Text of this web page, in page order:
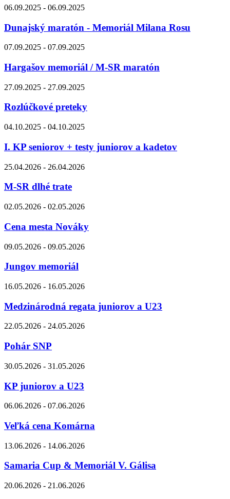
06.09.2025 - 06.09.2025
Dunajský maratón - Memoriál Milana Rosu
07.09.2025 - 07.09.2025
Hargašov memoriál / M-SR maratón
27.09.2025 - 27.09.2025
Rozlúčkové preteky
04.10.2025 - 04.10.2025
I. KP seniorov + testy juniorov a kadetov
25.04.2026 - 26.04.2026
M-SR dlhé trate
02.05.2026 - 02.05.2026
Cena mesta Nováky
09.05.2026 - 09.05.2026
Jungov memoriál
16.05.2026 - 16.05.2026
Medzinárodná regata juniorov a U23
22.05.2026 - 24.05.2026
Pohár SNP
30.05.2026 - 31.05.2026
KP juniorov a U23
06.06.2026 - 07.06.2026
Veľká cena Komárna
13.06.2026 - 14.06.2026
Samaria Cup & Memoriál V. Gálisa
20.06.2026 - 21.06.2026